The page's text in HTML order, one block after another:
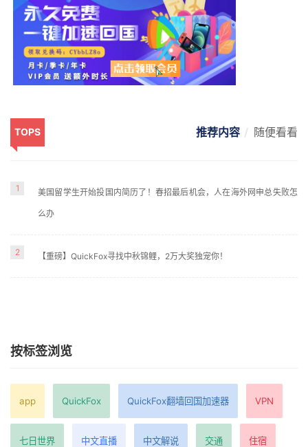
TOPS 推荐内容 随便看看
1 美国留学生开始投国内简历了！春招最后机会，人在海外网申总失败怎
么办
2 【重磅】QuickFox寻找中秋锦鲤，2万大奖独宠你！
按标签浏览
app QuickFox QuickFox翻墙回国加速器 VPN
七日世界 中文直播 中文解说 交通 住宿